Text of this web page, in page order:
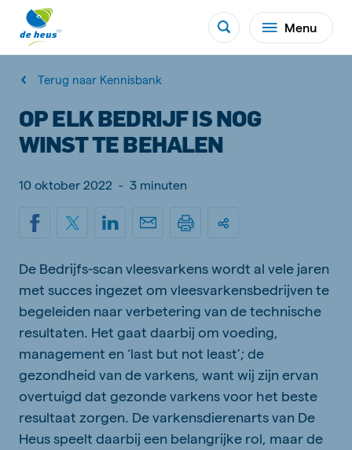
Menu
Terug naar Kennisbank
OP ELK BEDRIJF IS NOG
WINST TE BEHALEN
10 oktober 2022 - 3 minuten
De Bedrijfs-scan vleesvarkens wordt al vele jaren
met succes ingezet om vleesvarkensbedrijven te
begeleiden naar verbetering van de technische
resultaten. Het gaat daarbij om voeding,
management en ‘last but not least’; de
gezondheid van de varkens, want wij zijn ervan
overtuigd dat gezonde varkens voor het beste
resultaat zorgen. De varkensdierenarts van De
Heus speelt daarbij een belangrijke rol, maar de